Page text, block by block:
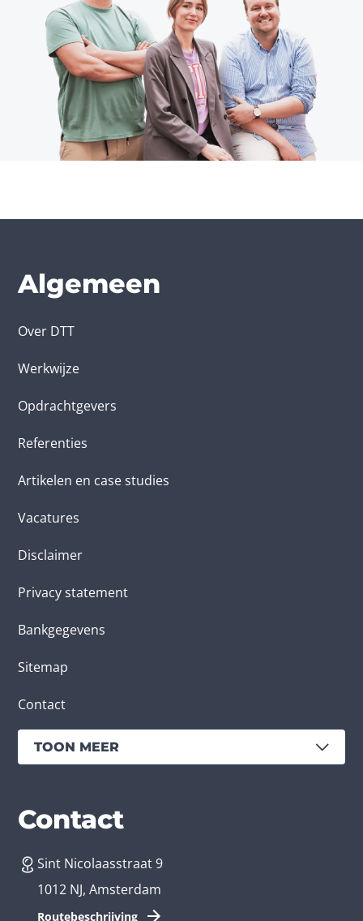
Algemeen
Over DTT
Werkwijze
Opdrachtgevers
Referenties
Artikelen en case studies
Vacatures
Disclaimer
Privacy statement
Bankgegevens
Sitemap
Contact
TOON MEER
Diensten
App laten maken
Branches
Bedrijfsapp
Contact
Sint Nicolaasstraat 9
1012 NJ, Amsterdam
Routebeschrijving